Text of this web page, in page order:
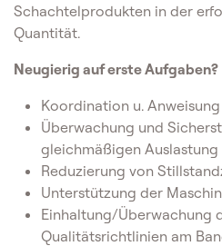
Schachtelprodukten in der
Quantität.
Neugierig auf erste Aufgaben?
Koordination u.
Überwachung und
gleichmäßigen
Reduzierung von
Unterstützung der
Einhaltung/Überwachung
Qualitätsrichtlinien am